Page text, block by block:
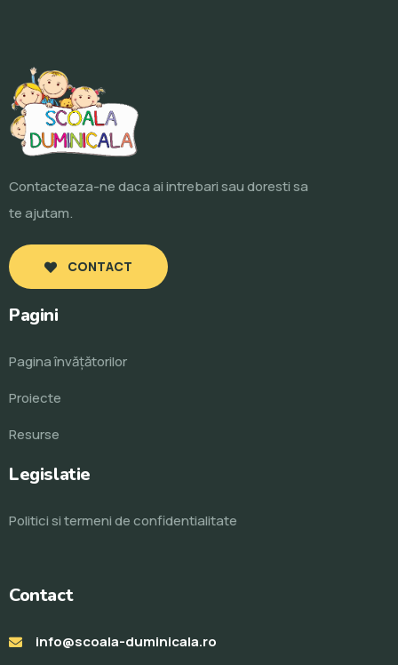
Contacteaza-ne daca ai intrebari sau doresti sa
te ajutam.
CONTACT
Pagini
Pagina învăţătorilor
Proiecte
Resurse
Legislatie
Politici si termeni de confidentialitate
Contact
info@scoala-duminicala.ro